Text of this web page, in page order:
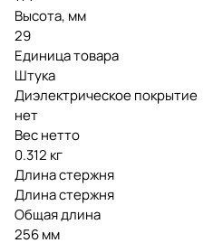
Высота, мм
29
Единица товара
Штука
Диэлектрическое покрытие
нет
Вес нетто
0.312 кг
Длина стержня
Длина стержня
Общая длина
256 мм